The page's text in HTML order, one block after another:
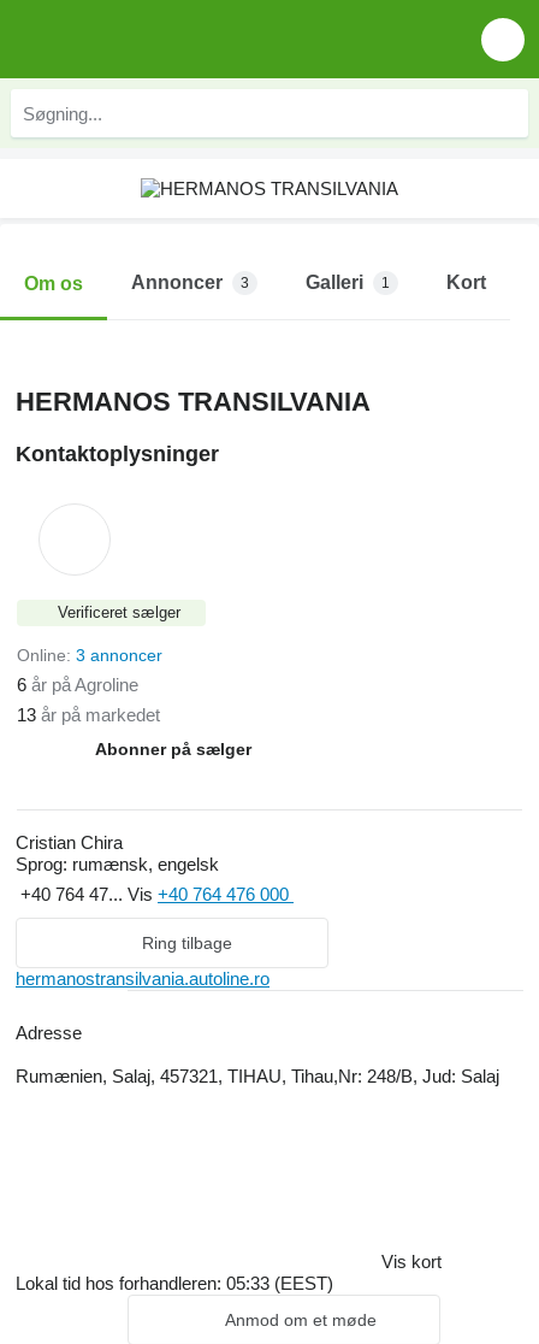
Om os Annoncer 3 Galleri 1 Kort
HERMANOS TRANSILVANIA
Kontaktoplysninger
Verificeret sælger
Online: 3 annoncer
6 år på Agroline
13 år på markedet
Abonner på sælger
Cristian Chira
Sprog: rumænsk, engelsk
+40 764 47... Vis +40 764 476 000
Ring tilbage
hermanostransilvania.autoline.ro
Adresse
Rumænien, Salaj, 457321, TIHAU, Tihau,Nr: 248/B, Jud: Salaj
Vis kort
Lokal tid hos forhandleren: 05:33 (EEST)
Anmod om et møde